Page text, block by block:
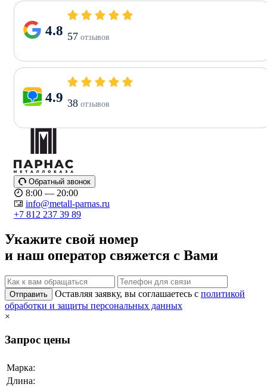
4.8 57 отзывов
4.9 38 отзывов
Обратный звонок
8:00 — 20:00
info@metall-parnas.ru
+7 812 237 39 89
Укажите свой номер
и наш оператор свяжется с Вами
Отправить Оставляя заявку, вы соглашаетесь с политикой
обработки и защиты персональных данных
×
Запрос цены
Марка:
Длина: